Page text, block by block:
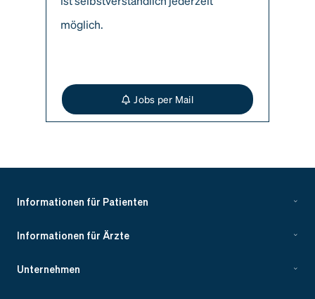
möglich.
Jobs per Mail
Informationen für Patienten
Informationen für Ärzte
Unternehmen